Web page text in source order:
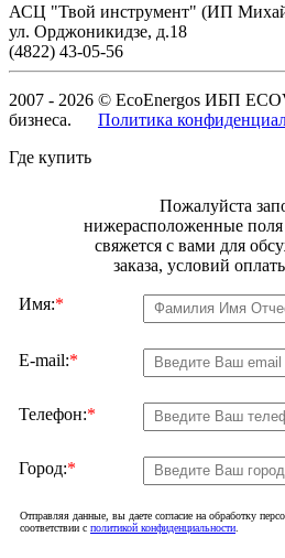
АСЦ "Твой инструмент" (ИП
ул. Орджоникидзе, д.18
(4822) 43-05-56
2007 - 2026 © EcoEnergos ИБП
бизнеса. Политика
Где купить
Пожалуйста
нижерасположенные
свяжется с вами для
заказа, условий
Имя:*
E-mail:*
Телефон:*
Город:*
Отправляя данные, вы даете согласие на обработку
соответствии с политикой конфиденциальности